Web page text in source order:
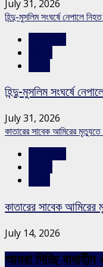
July 31, 2026
হিন্দু-মুসলিম সংঘর্ষে নেপালে
হিন্দু-মুসলিম সংঘর্ষে
July 31, 2026
কাতারের সাবেক আমিরের মৃত্যুতে
কাতারের সাবেক আমিরের
July 14, 2026
আমরা দিচ্ছি